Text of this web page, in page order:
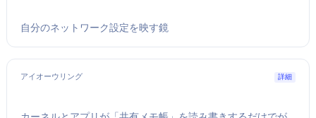
自分のネットワーク設定を映す鏡
アイオーウリング 詳細